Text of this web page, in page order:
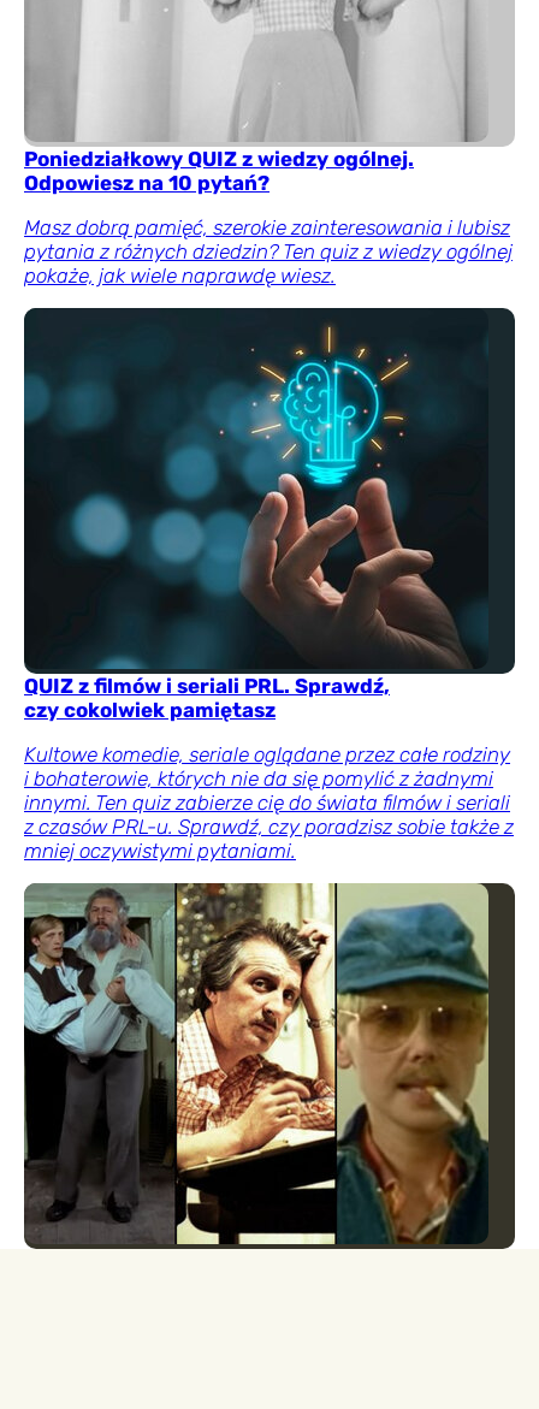
Poniedziałkowy QUIZ z wiedzy ogólnej.
Odpowiesz na 10 pytań?
Masz dobrą pamięć, szerokie zainteresowania i lubisz
pytania z różnych dziedzin? Ten quiz z wiedzy ogólnej
pokaże, jak wiele naprawdę wiesz.
QUIZ z filmów i seriali PRL. Sprawdź,
czy cokolwiek pamiętasz
Kultowe komedie, seriale oglądane przez całe rodziny
i bohaterowie, których nie da się pomylić z żadnymi
innymi. Ten quiz zabierze cię do świata filmów i seriali
z czasów PRL-u. Sprawdź, czy poradzisz sobie także z
mniej oczywistymi pytaniami.